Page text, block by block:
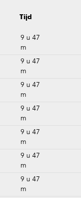
Tijd
9 u 47
m
9 u 47
m
9 u 47
m
9 u 47
m
9 u 47
m
9 u 47
m
9 u 47
m